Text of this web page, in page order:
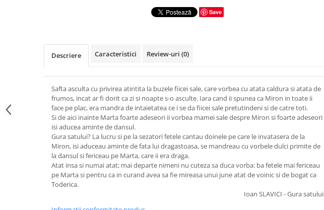
Save
Descriere Caracteristici Review-uri (0)
Safta asculta cu privirea atintita la buzele fiicei sale, care vorbea cu atata caldura si atata de
frumos, incat ar fi dorit ca zi si noapte s-o asculte. Iara cand ii spunea ca Miron in toate ii
face pe plac, era mandra de intaietatea ce i se da fiicei sale pretutindeni si de catre toti.
Si de aici inainte Marta foarte adeseori ii vorbea mamei sale despre Miron si foarte adeseori
isi aducea aminte de dansul.
Gura satului? La lucru si pe la sezatori fetele cantau doinele pe care le invatasera de la
Miron, isi aduceau aminte de fata lui dragastoasa, se mandreau cu vorbele dulci primite de
la dansul si fericeau pe Marta, care ii era draga.
Atat insa si numai atat; mai departe nimeni nu cuteza sa duca vorba: ba fetele mai fericeau
pe Marta si pentru ca in curand avea sa fie mireasa unui june atat de voinic si de bogat ca
Toderica.
Ioan SLAVICI - Gura satului